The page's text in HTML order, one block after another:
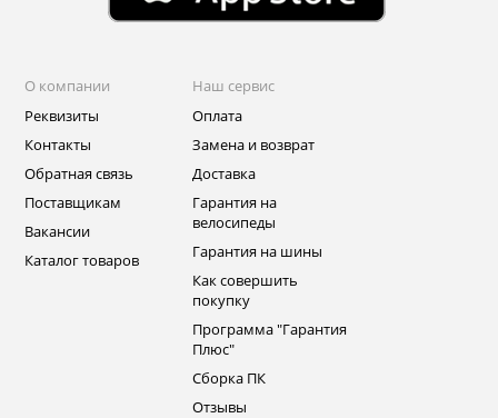
О компании
Реквизиты
Контакты
Обратная связь
Поставщикам
Вакансии
Каталог товаров
Наш сервис
Оплата
Замена и возврат
Доставка
Гарантия на
велосипеды
Гарантия на шины
Как совершить
покупку
Программа "Гарантия
Плюс"
Сборка ПК
Отзывы